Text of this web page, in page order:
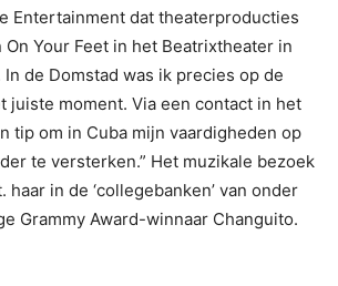
Entertainment dat theaterproducties
On Your Feet in het Beatrixtheater in
de Domstad was ik precies op de
juiste moment. Via een contact in het
tip om in Cuba mijn vaardigheden op
te versterken.” Het muzikale bezoek
haar in de ‘collegebanken’ van onder
Grammy Award-winnaar Changuito.